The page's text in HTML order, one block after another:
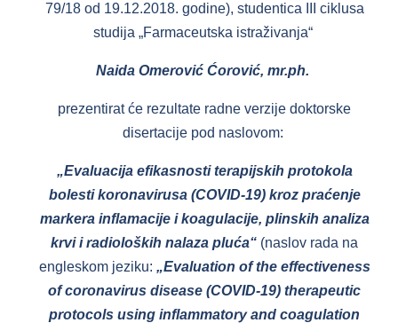
79/18 od 19.12.2018. godine), studentica III ciklusa
studija „Farmaceutska istraživanja“
Naida Omerović Ćorović, mr.ph.
prezentirat će rezultate radne verzije doktorske
disertacije pod naslovom:
„Evaluacija efikasnosti terapijskih protokola
bolesti koronavirusa (COVID-19) kroz praćenje
markera inflamacije i koagulacije, plinskih analiza
krvi i radioloških nalaza pluća“ (naslov rada na
engleskom jeziku: „Evaluation of the effectiveness
of coronavirus disease (COVID-19) therapeutic
protocols using inflammatory and coagulation